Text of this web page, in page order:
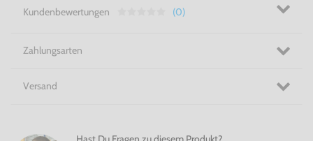
Kundenbewertungen (0)
Zahlungsarten
Versand